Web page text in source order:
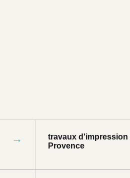
→
travaux d'impression
Provence